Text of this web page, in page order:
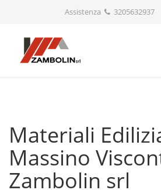
Assistenza 3205632937
Materiali
Massino
Zambolin srl